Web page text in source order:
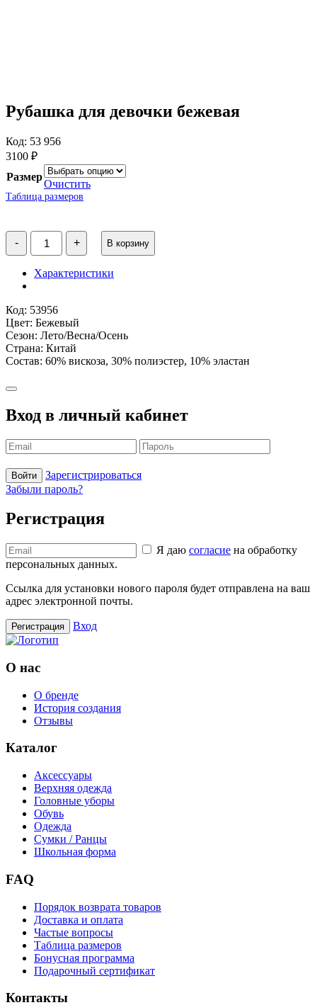
Рубашка для девочки бежевая
Код: 53 956
3100 ₽
Размер
Очистить
Таблица размеров
-
Количество
товара
Рубашка
для
девочки
+ В корзину
Характеристики
Код: 53956
Цвет: Бежевый
Сезон: Лето/Весна/Осень
Страна: Китай
Состав: 60% вискоза, 30% полиэстер, 10% эластан
Вход в личный кабинет
Войти
Зарегистрироваться
Забыли пароль?
Регистрация
Я даю согласие на обработку
персональных данных.
Ссылка для установки нового пароля будет отправлена ​​на ваш
адрес электронной почты.
Регистрация Вход
О нас
О бренде
История создания
Отзывы
Каталог
Аксессуары
Верхняя одежда
Головные уборы
Обувь
Одежда
Сумки / Ранцы
Школьная форма
FAQ
Порядок возврата товаров
Доставка и оплата
Частые вопросы
Таблица размеров
Бонусная программа
Подарочный сертификат
Контакты